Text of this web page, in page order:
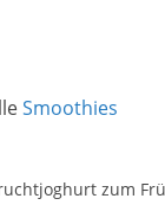
Smoothies
zum